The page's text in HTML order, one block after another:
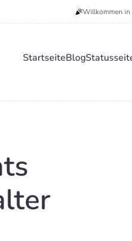
Willkommen in
StartseiteBlog